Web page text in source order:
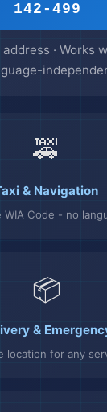
142-499
· Works
🚕
& Navigation
Code - no
📦
&
location for any